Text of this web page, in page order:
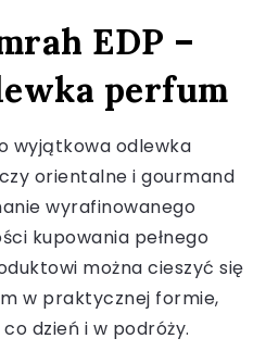
EDP –
perfum
wyjątkowa odlewka
orientalne i gourmand
wyrafinowanego
kupowania pełnego
można cieszyć się
w praktycznej formie,
dzień i w podróży.